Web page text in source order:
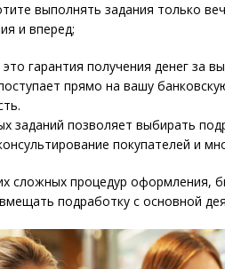
выполнять задания только
и вперед;
гарантия получения денег за
прямо на вашу
заданий позволяет выбирать
покупателей и
сложных процедур оформления,
подработку с основной